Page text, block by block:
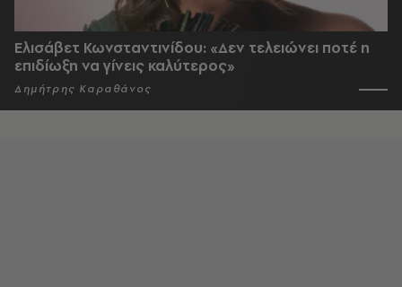
Ελισάβετ Κωνσταντινίδου: «Δεν τελειώνει ποτέ η
επιδίωξη να γίνεις καλύτερος»
Δημήτρης Καραθάνος